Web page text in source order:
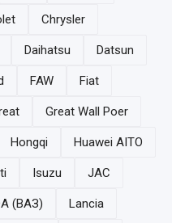
Chrysler
Daihatsu Datsun
FAW Fiat
Great Wall Poer
Hongqi Huawei AITO
Isuzu JAC
(ВАЗ) Lancia